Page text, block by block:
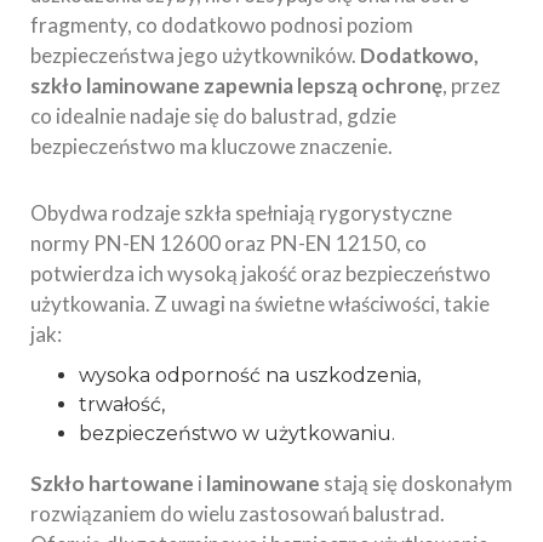
fragmenty, co dodatkowo podnosi poziom
bezpieczeństwa jego użytkowników. Dodatkowo,
szkło laminowane zapewnia lepszą ochronę, przez
co idealnie nadaje się do balustrad, gdzie
bezpieczeństwo ma kluczowe znaczenie.
Obydwa rodzaje szkła spełniają rygorystyczne
normy PN-EN 12600 oraz PN-EN 12150, co
potwierdza ich wysoką jakość oraz bezpieczeństwo
użytkowania. Z uwagi na świetne właściwości, takie
jak:
wysoka odporność na uszkodzenia,
trwałość,
bezpieczeństwo w użytkowaniu.
Szkło hartowane i laminowane stają się doskonałym
rozwiązaniem do wielu zastosowań balustrad.